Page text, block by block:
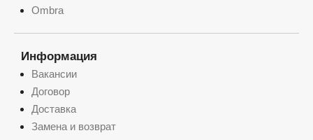
Ombra
Информация
Вакансии
Договор
Доставка
Замена и возврат